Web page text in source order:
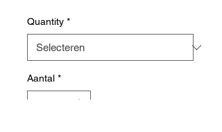
Quantity *
Aantal *